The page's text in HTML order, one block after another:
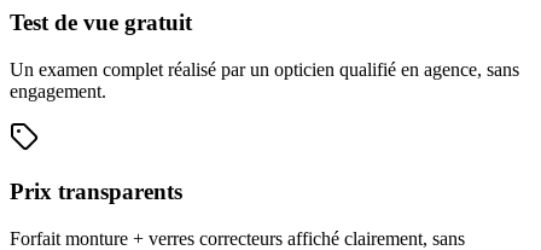
Test de vue gratuit
Un examen complet réalisé par un opticien qualifié en agence, sans
engagement.
Prix transparents
Forfait monture + verres correcteurs affiché clairement, sans